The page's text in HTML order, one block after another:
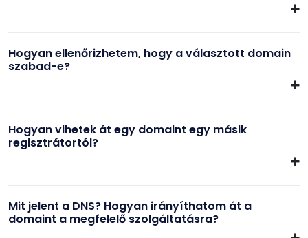
Hogyan ellenőrizhetem, hogy a választott domain
szabad-e?
Hogyan vihetek át egy domaint egy másik
regisztrátortól?
Mit jelent a DNS? Hogyan irányíthatom át a
domaint a megfelelő szolgáltatásra?